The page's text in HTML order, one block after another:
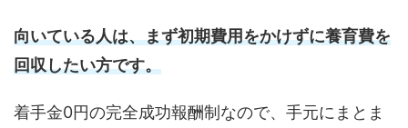
向いている人は、まず初期費用をかけずに養育費を
回収したい方です。
着手金0円の完全成功報酬制なので、手元にまとま